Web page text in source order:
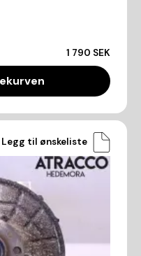
1 790 SEK
Legg til ønskeliste